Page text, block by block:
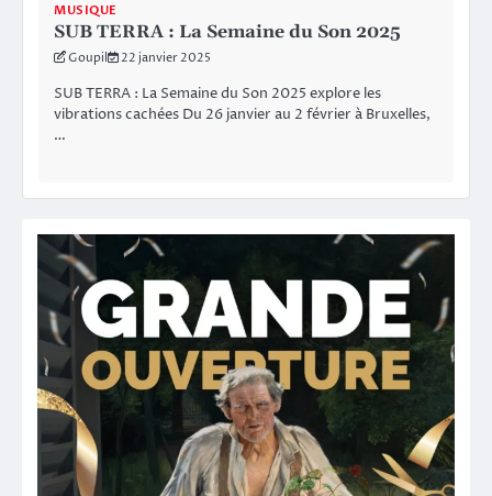
MUSIQUE
SUB TERRA : La Semaine du Son 2025
Goupil 22 janvier 2025
SUB TERRA : La Semaine du Son 2025 explore les
vibrations cachées Du 26 janvier au 2 février à Bruxelles,
…